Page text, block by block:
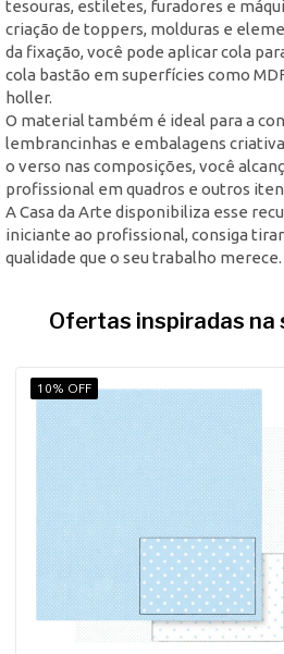
tesouras, estiletes, furadores e
criação de toppers, molduras e
da fixação, você pode aplicar cola
cola bastão em superfícies como
holler.
O material também é ideal para a
lembrancinhas e embalagens
o verso nas composições, você
profissional em quadros e outros
A Casa da Arte disponibiliza esse
iniciante ao profissional, consiga
qualidade que o seu trabalho merece.
Ofertas inspiradas na
10% OFF